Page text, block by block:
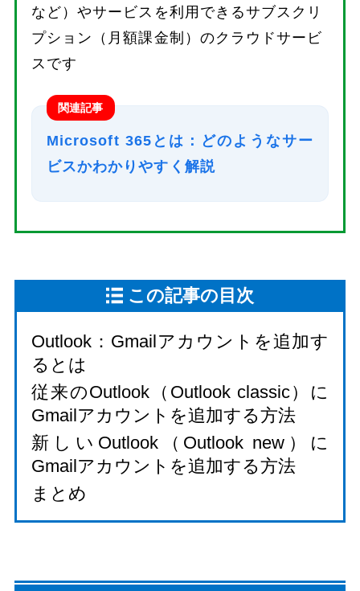
など）やサービスを利用できるサブスクリ
プション（月額課金制）のクラウドサービ
スです
関連記事
Microsoft 365とは：どのようなサー
ビスかわかりやすく解説
この記事の目次
Outlook：Gmailアカウントを追加す
るとは
従来のOutlook（Outlook classic）に
Gmailアカウントを追加する方法
新しいOutlook（Outlook new）に
Gmailアカウントを追加する方法
まとめ